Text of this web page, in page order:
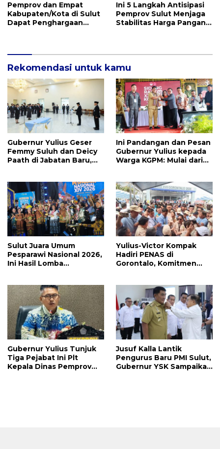
Pemprov dan Empat
Kabupaten/Kota di Sulut
Dapat Penghargaan
Ini 5 Langkah Antisipasi
Pemprov Sulut Menjaga
Stabilitas Harga Pangan
Rekomendasi untuk kamu
Gubernur Yulius Geser
Femmy Suluh dan Deicy
Paath di Jabatan Baru,
Ini Pandangan dan Pesan
Gubernur Yulius kepada
Warga KGPM: Mulai dari
Sulut Juara Umum
Pesparawi Nasional 2026,
Ini Hasil Lomba
Yulius-Victor Kompak
Hadiri PENAS di
Gorontalo, Komitmen
Pangan Presiden
Prabowo
Gubernur Yulius Tunjuk
Tiga Pejabat Ini Plt
Kepala Dinas Pemprov
Jusuf Kalla Lantik
Pengurus Baru PMI Sulut,
Gubernur YSK Sampaikan